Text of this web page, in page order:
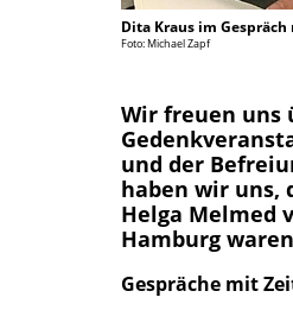
Dita Kraus im
Foto: Michael Zapf
Wir freuen uns
und der
haben wir uns,
Helga Melmed
Hamburg
Gespräche mit